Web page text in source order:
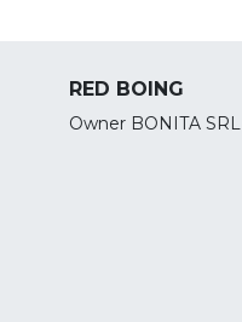
RED BOING
Owner BONITA SRL